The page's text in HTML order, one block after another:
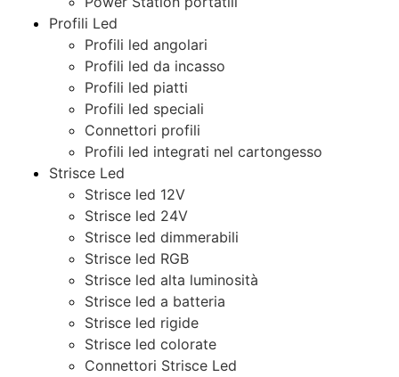
Profili Led
Profili led angolari
Profili led da incasso
Profili led piatti
Profili led speciali
Connettori profili
Profili led integrati nel cartongesso
Strisce Led
Strisce led 12V
Strisce led 24V
Strisce led dimmerabili
Strisce led RGB
Strisce led alta luminosità
Strisce led a batteria
Strisce led rigide
Strisce led colorate
Connettori Strisce Led